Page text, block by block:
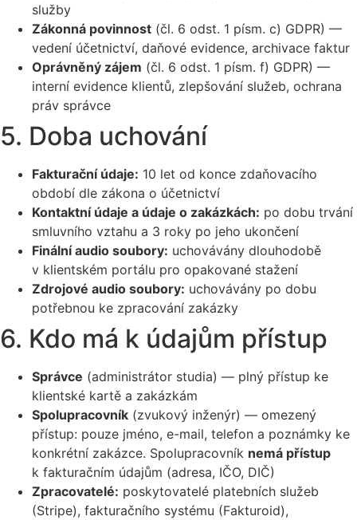
služby
Zákonná povinnost (čl. 6 odst. 1 písm. c) GDPR) —
vedení účetnictví, daňové evidence, archivace faktur
Oprávněný zájem (čl. 6 odst. 1 písm. f) GDPR) —
interní evidence klientů, zlepšování služeb, ochrana
práv správce
5. Doba uchování
Fakturační údaje: 10 let od konce zdaňovacího
období dle zákona o účetnictví
Kontaktní údaje a údaje o zakázkách: po dobu trvání
smluvního vztahu a 3 roky po jeho ukončení
Finální audio soubory: uchovávány dlouhodobě
v klientském portálu pro opakované stažení
Zdrojové audio soubory: uchovávány po dobu
potřebnou ke zpracování zakázky
6. Kdo má k údajům přístup
Správce (administrátor studia) — plný přístup ke
klientské kartě a zakázkám
Spolupracovník (zvukový inženýr) — omezený
přístup: pouze jméno, e-mail, telefon a poznámky ke
konkrétní zakázce. Spolupracovník nemá přístup
k fakturačním údajům (adresa, IČO, DIČ)
Zpracovatelé: poskytovatelé platebních služeb
(Stripe), fakturačního systému (Fakturoid),